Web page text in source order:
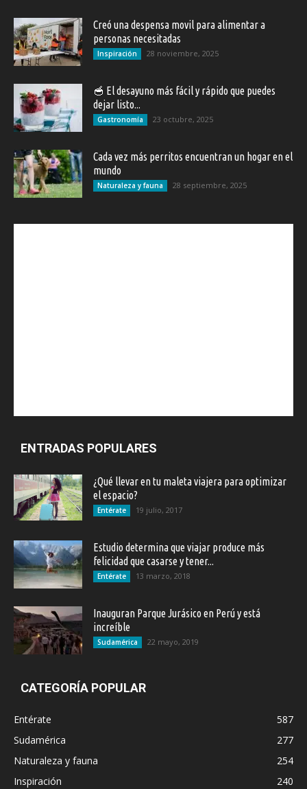
Creó una despensa movil para alimentar a
personas necesitadas
Inspiración 28 noviembre, 2025
🥣 El desayuno más fácil y rápido que puedes
dejar listo...
Gastronomía 23 octubre, 2025
Cada vez más perritos encuentran un hogar en el
mundo
Naturaleza y fauna 28 septiembre, 2025
ENTRADAS POPULARES
¿Qué llevar en tu maleta viajera para optimizar
el espacio?
Entérate 19 julio, 2017
Estudio determina que viajar produce más
felicidad que casarse y tener...
Entérate 13 marzo, 2018
Inauguran Parque Jurásico en Perú y está
increíble
Sudamérica 22 mayo, 2019
CATEGORÍA POPULAR
Entérate
587
Sudamérica
277
Naturaleza y fauna
254
Inspiración
240